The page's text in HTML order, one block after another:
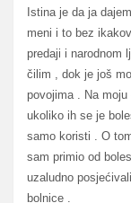
Istina je da ja
meni i to bez
predaji i narodnom
čilim , dok je još
povojima . Na
ukoliko ih se je
samo koristi . O
sam primio od
uzaludno
bolnice .